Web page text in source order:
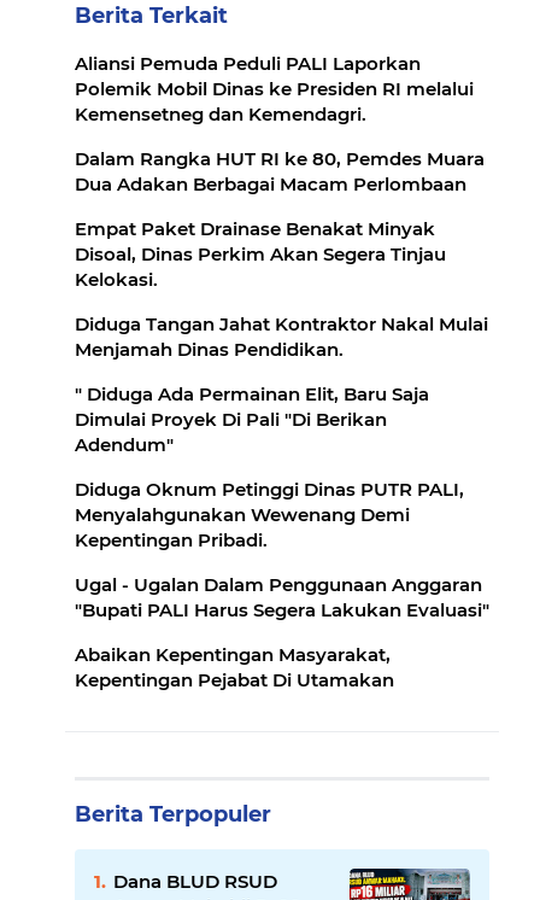
Berita Terkait
Aliansi Pemuda Peduli PALI Laporkan
Polemik Mobil Dinas ke Presiden RI melalui
Kemensetneg dan Kemendagri.
Dalam Rangka HUT RI ke 80, Pemdes Muara
Dua Adakan Berbagai Macam Perlombaan
Empat Paket Drainase Benakat Minyak
Disoal, Dinas Perkim Akan Segera Tinjau
Kelokasi.
Diduga Tangan Jahat Kontraktor Nakal Mulai
Menjamah Dinas Pendidikan.
" Diduga Ada Permainan Elit, Baru Saja
Dimulai Proyek Di Pali "Di Berikan
Adendum"
Diduga Oknum Petinggi Dinas PUTR PALI,
Menyalahgunakan Wewenang Demi
Kepentingan Pribadi.
Ugal - Ugalan Dalam Penggunaan Anggaran
"Bupati PALI Harus Segera Lakukan Evaluasi"
Abaikan Kepentingan Masyarakat,
Kepentingan Pejabat Di Utamakan
Berita Terpopuler
Dana BLUD RSUD